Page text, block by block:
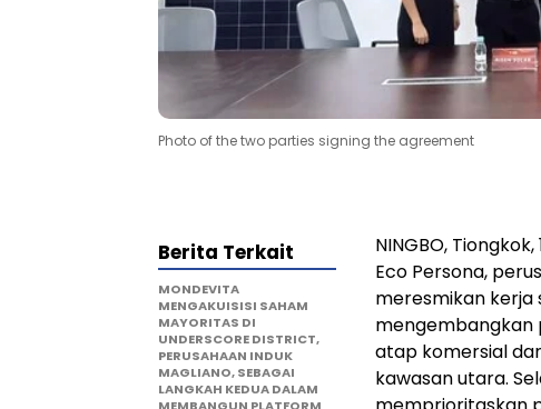
Photo of the two parties signing the agreement
NINGBO,
Eco Persona,
meresmikan kerja
mengembangkan
atap komersial
kawasan utara.
Berita Terkait
MONDEVITA
MENGAKUISISI SAHAM
MAYORITAS DI
UNDERSCORE DISTRICT,
PERUSAHAAN INDUK
MAGLIANO, SEBAGAI
LANGKAH KEDUA DALAM